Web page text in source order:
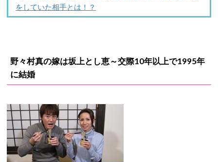
をしていた相手とは！？
野々村真の嫁は坂上とし恵～交際10年以上で1995年
に結婚